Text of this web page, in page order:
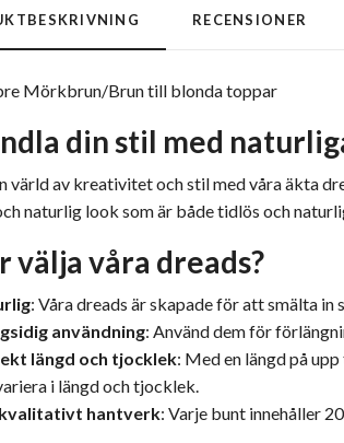
RECENSIONER
Mörkbrun/Brun till blonda toppar
din stil med
värld av kreativitet och stil med våra äkta
naturlig look som är både tidlös och
välja våra dreads?
: Våra dreads är skapade för att smälta
användning: Använd dem för
längd och tjocklek: Med en längd på
i längd och tjocklek.
hantverk: Varje bunt innehåller